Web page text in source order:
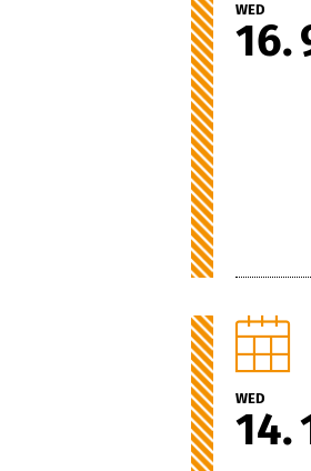
WED
16
WED
14